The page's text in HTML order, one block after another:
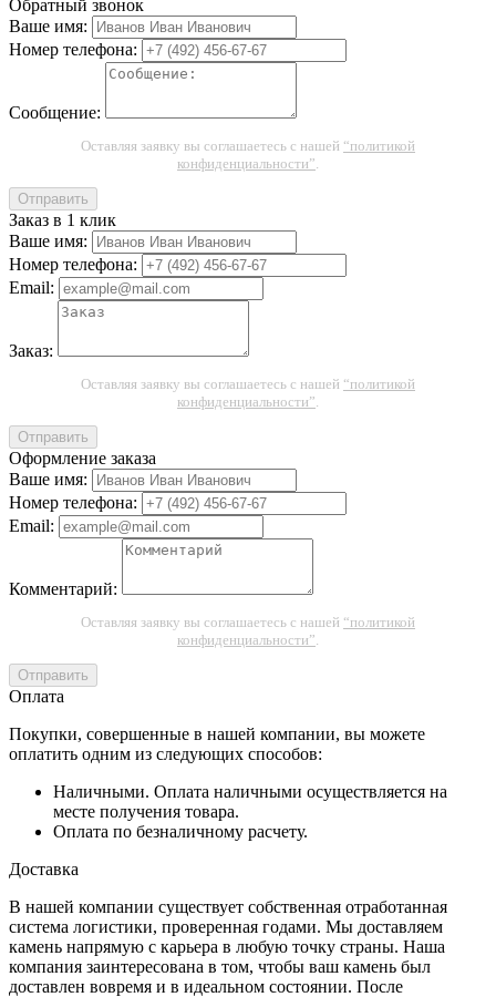
Обратный звонок
Ваше имя:
Номер телефона:
Сообщение:
Оставляя заявку вы соглашаетесь с нашей “политикой
конфиденциальности”.
Отправить
Заказ в 1 клик
Ваше имя:
Номер телефона:
Email:
Заказ:
Оставляя заявку вы соглашаетесь с нашей “политикой
конфиденциальности”.
Отправить
Оформление заказа
Ваше имя:
Номер телефона:
Email:
Комментарий:
Оставляя заявку вы соглашаетесь с нашей “политикой
конфиденциальности”.
Отправить
Оплата
Покупки, совершенные в нашей компании, вы можете
оплатить одним из следующих способов:
Наличными. Оплата наличными осуществляется на
месте получения товара.
Оплата по безналичному расчету.
Доставка
В нашей компании существует собственная отработанная
система логистики, проверенная годами. Мы доставляем
камень напрямую с карьера в любую точку страны. Наша
компания заинтересована в том, чтобы ваш камень был
доставлен вовремя и в идеальном состоянии. После